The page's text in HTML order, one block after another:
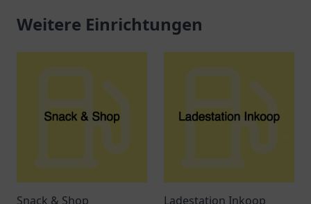
Weitere Einrichtungen
Snack & Shop
Ladestation Inkoop